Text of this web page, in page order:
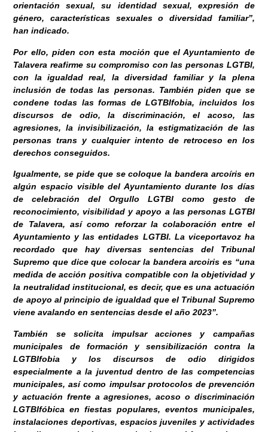
orientación sexual, su identidad sexual, expresión de
género, características sexuales o diversidad familiar”,
han indicado.
Por ello, piden con esta moción que el Ayuntamiento de
Talavera reafirme su compromiso con las personas LGTBI,
con la igualdad real, la diversidad familiar y la plena
inclusión de todas las personas. También piden que se
condene todas las formas de LGTBIfobia, incluidos los
discursos de odio, la discriminación, el acoso, las
agresiones, la invisibilización, la estigmatización de las
personas trans y cualquier intento de retroceso en los
derechos conseguidos.
Igualmente, se pide que se coloque la bandera arcoíris en
algún espacio visible del Ayuntamiento durante los días
de celebración del Orgullo LGTBI como gesto de
reconocimiento, visibilidad y apoyo a las personas LGTBI
de Talavera, así como reforzar la colaboración entre el
Ayuntamiento y las entidades LGTBI. La viceportavoz ha
recordado que hay diversas sentencias del Tribunal
Supremo que dice que colocar la bandera arcoiris es “una
medida de acción positiva compatible con la objetividad y
la neutralidad institucional, es decir, que es una actuación
de apoyo al principio de igualdad que el Tribunal Supremo
viene avalando en sentencias desde el año 2023”.
También se solicita impulsar acciones y campañas
municipales de formación y sensibilización contra la
LGTBIfobia y los discursos de odio dirigidos
especialmente a la juventud dentro de las competencias
municipales, así como impulsar protocolos de prevención
y actuación frente a agresiones, acoso o discriminación
LGTBIfóbica en fiestas populares, eventos municipales,
instalaciones deportivas, espacios juveniles y actividades